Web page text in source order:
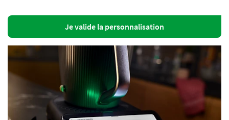
Je valide la personnalisation